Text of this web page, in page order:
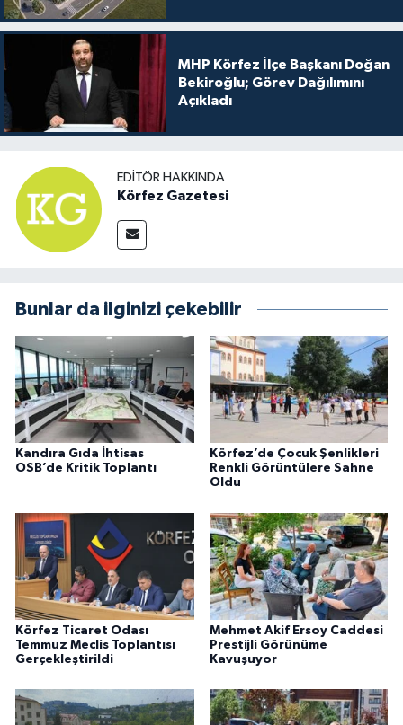
MHP Körfez İlçe Başkanı Doğan
Bekiroğlu; Görev Dağılımını
Açıkladı
EDITÖR HAKKINDA
Körfez Gazetesi
Bunlar da ilginizi çekebilir
Kandıra Gıda İhtisas
OSB’de Kritik Toplantı
Körfez’de Çocuk Şenlikleri
Renkli Görüntülere Sahne
Oldu
Körfez Ticaret Odası
Temmuz Meclis Toplantısı
Gerçekleştirildi
Mehmet Akif Ersoy Caddesi
Prestijli Görünüme
Kavuşuyor